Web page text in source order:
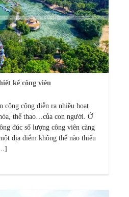
kế công viên
công cộng diễn ra nhiều hoạt
thể thao…của con người. Ở
đúc số lượng công viên càng
địa điểm không thể nào thiếu